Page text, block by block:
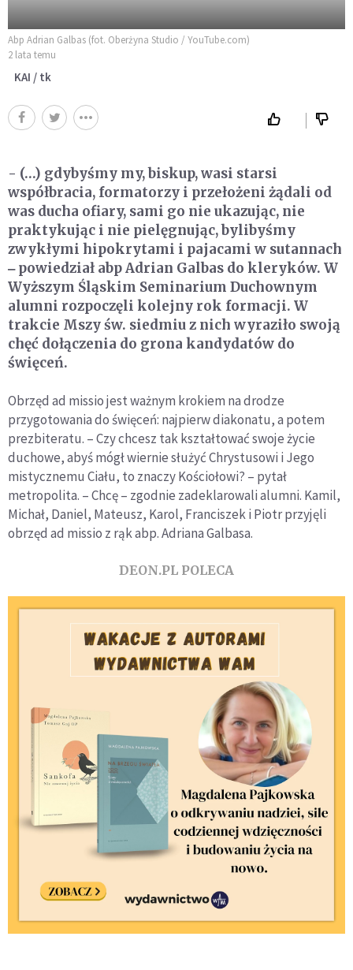
Abp Adrian Galbas (fot. Oberżyna Studio / YouTube.com)
2 lata temu
KAI / tk
- (…) gdybyśmy my, biskup, wasi starsi
współbracia, formatorzy i przełożeni żądali od
was ducha ofiary, sami go nie ukazując, nie
praktykując i nie pielęgnując, bylibyśmy
zwykłymi hipokrytami i pajacami w sutannach
‒ powiedział abp Adrian Galbas do kleryków. W
Wyższym Śląskim Seminarium Duchownym
alumni rozpoczęli kolejny rok formacji. W
trakcie Mszy św. siedmiu z nich wyraziło swoją
chęć dołączenia do grona kandydatów do
święceń.
Obrzęd ad missio jest ważnym krokiem na drodze
przygotowania do święceń: najpierw diakonatu, a potem
prezbiteratu. – Czy chcesz tak kształtować swoje życie
duchowe, abyś mógł wiernie służyć Chrystusowi i Jego
mistycznemu Ciału, to znaczy Kościołowi? – pytał
metropolita. – Chcę – zgodnie zadeklarowali alumni. Kamil,
Michał, Daniel, Mateusz, Karol, Franciszek i Piotr przyjęli
obrzęd ad missio z rąk abp. Adriana Galbasa.
DEON.PL POLECA